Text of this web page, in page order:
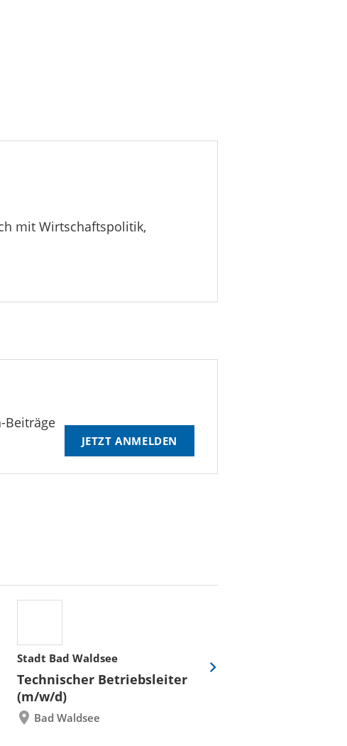
mit Wirtschaftspolitik,
Beiträge
JETZT ANMELDEN
Stadt Bad Waldsee
Technischer Betriebsleiter
(m/w/d)
Bad Waldsee
Eine